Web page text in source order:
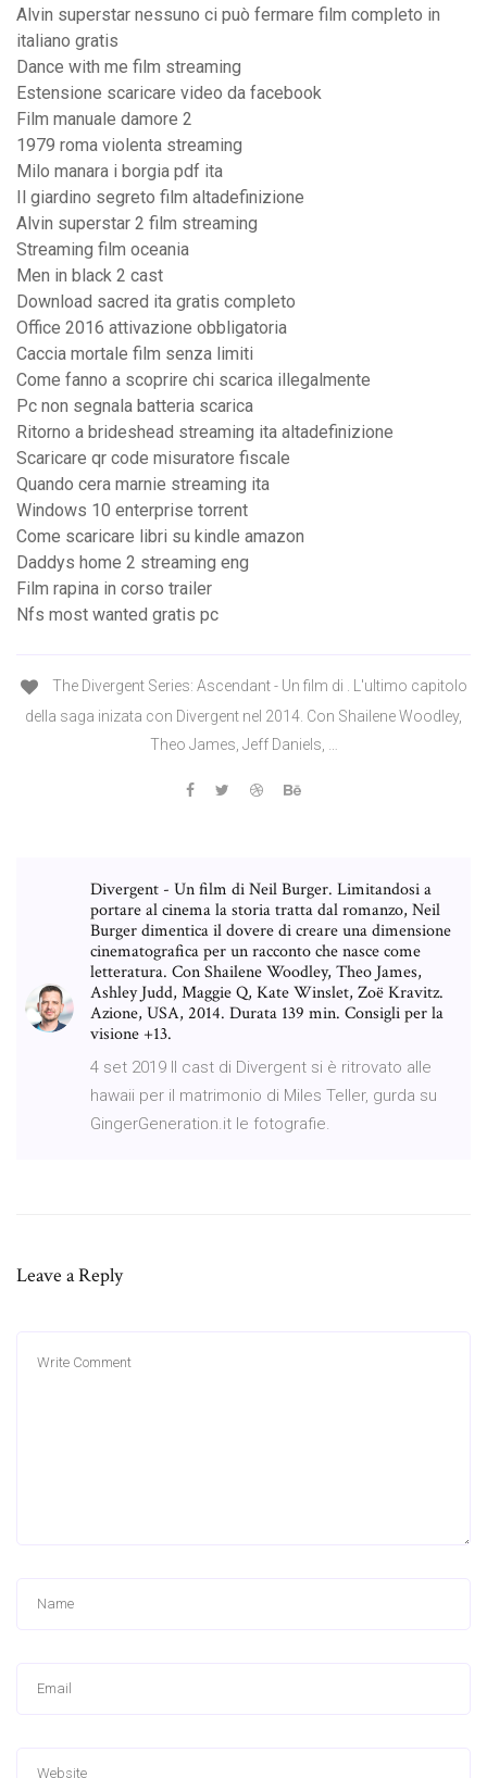
Alvin superstar nessuno ci può fermare film completo in
italiano gratis
Dance with me film streaming
Estensione scaricare video da facebook
Film manuale damore 2
1979 roma violenta streaming
Milo manara i borgia pdf ita
Il giardino segreto film altadefinizione
Alvin superstar 2 film streaming
Streaming film oceania
Men in black 2 cast
Download sacred ita gratis completo
Office 2016 attivazione obbligatoria
Caccia mortale film senza limiti
Come fanno a scoprire chi scarica illegalmente
Pc non segnala batteria scarica
Ritorno a brideshead streaming ita altadefinizione
Scaricare qr code misuratore fiscale
Quando cera marnie streaming ita
Windows 10 enterprise torrent
Come scaricare libri su kindle amazon
Daddys home 2 streaming eng
Film rapina in corso trailer
Nfs most wanted gratis pc
The Divergent Series: Ascendant - Un film di . L'ultimo capitolo
della saga inizata con Divergent nel 2014. Con Shailene Woodley,
Theo James, Jeff Daniels, …
Divergent - Un film di Neil Burger. Limitandosi a
portare al cinema la storia tratta dal romanzo, Neil
Burger dimentica il dovere di creare una dimensione
cinematografica per un racconto che nasce come
letteratura. Con Shailene Woodley, Theo James,
Ashley Judd, Maggie Q, Kate Winslet, Zoë Kravitz.
Azione, USA, 2014. Durata 139 min. Consigli per la
visione +13.
4 set 2019 Il cast di Divergent si è ritrovato alle
hawaii per il matrimonio di Miles Teller, gurda su
GingerGeneration.it le fotografie.
Leave a Reply